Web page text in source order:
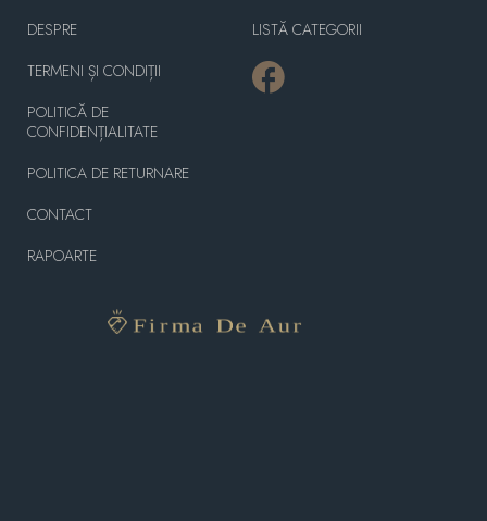
DESPRE
TERMENI ȘI CONDIȚII
POLITICĂ DE
CONFIDENȚIALITATE
POLITICA DE RETURNARE
CONTACT
RAPOARTE
LISTĂ CATEGORII